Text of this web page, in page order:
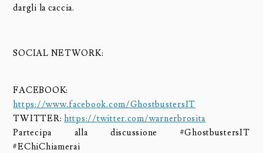
dargli la caccia.
SOCIAL NETWORK:
FACEBOOK:
https://www.facebook.com/GhostbustersIT
TWITTER:https://twitter.com/warnerbrosita
Partecipa alla discussione ‪#‎GhostbustersIT‬
#EChiChiamerai